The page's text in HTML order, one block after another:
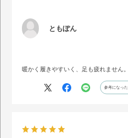
ともぽん
暖かく履きやすいく、足も疲れません。
参考になった